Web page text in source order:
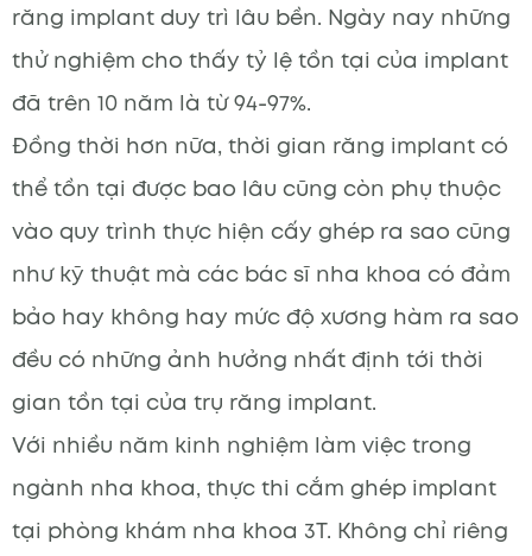
răng implant duy trì lâu bền. Ngày nay những
thử nghiệm cho thấy tỷ lệ tồn tại của implant
đã trên 10 năm là từ 94-97%.
Đồng thời hơn nữa, thời gian răng implant có
thể tồn tại được bao lâu cũng còn phụ thuộc
vào quy trình thực hiện cấy ghép ra sao cũng
như kỹ thuật mà các bác sĩ nha khoa có đảm
bảo hay không hay mức độ xương hàm ra sao
đều có những ảnh hưởng nhất định tới thời
gian tồn tại của trụ răng implant.
Với nhiều năm kinh nghiệm làm việc trong
ngành nha khoa, thực thi cắm ghép implant
tại phòng khám nha khoa 3T. Không chỉ riêng